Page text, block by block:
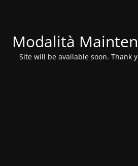
Modalità
Site will be available soon. Thank